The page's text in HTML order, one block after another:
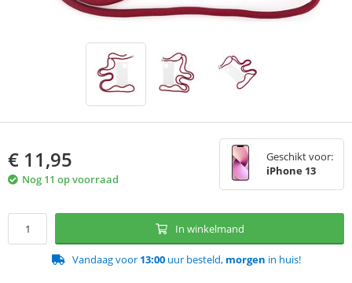
€ 11,95
Nog 11 op voorraad
Geschikt voor:
iPhone 13
In winkelmand
Vandaag voor 13:00uur besteld, morgen in huis!